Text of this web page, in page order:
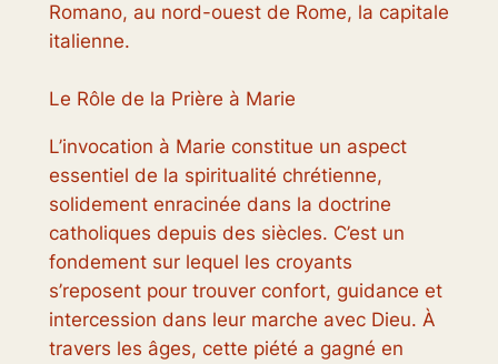
Romano, au nord-ouest de Rome, la capitale
italienne.
Le Rôle de la Prière à Marie
L’invocation à Marie constitue un aspect
essentiel de la spiritualité chrétienne,
solidement enracinée dans la doctrine
catholiques depuis des siècles. C’est un
fondement sur lequel les croyants
s’reposent pour trouver confort, guidance et
intercession dans leur marche avec Dieu. À
travers les âges, cette piété a gagné en